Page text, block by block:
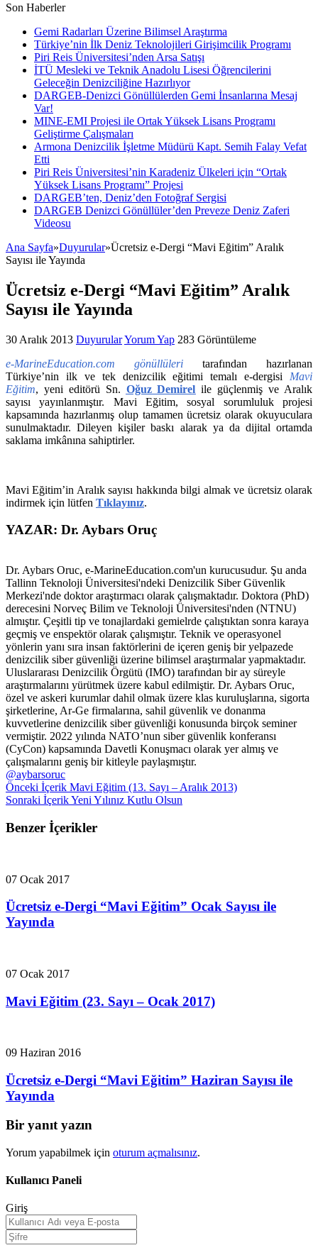
Son Haberler
Gemi Radarları Üzerine Bilimsel Araştırma
Türkiye’nin İlk Deniz Teknolojileri Girişimcilik Programı
Piri Reis Üniversitesi’nden Arsa Satışı
İTÜ Mesleki ve Teknik Anadolu Lisesi Öğrencilerini
Geleceğin Denizciliğine Hazırlıyor
DARGEB-Denizci Gönüllülerden Gemi İnsanlarına Mesaj
Var!
MINE-EMI Projesi ile Ortak Yüksek Lisans Programı
Geliştirme Çalışmaları
Armona Denizcilik İşletme Müdürü Kapt. Semih Falay Vefat
Etti
Piri Reis Üniversitesi’nin Karadeniz Ülkeleri için “Ortak
Yüksek Lisans Programı” Projesi
DARGEB’ten, Deniz’den Fotoğraf Sergisi
DARGEB Denizci Gönüllüler’den Preveze Deniz Zaferi
Videosu
Ana Sayfa»Duyurular»Ücretsiz e-Dergi “Mavi Eğitim” Aralık
Sayısı ile Yayında
Ücretsiz e-Dergi “Mavi Eğitim” Aralık
Sayısı ile Yayında
30 Aralık 2013 DuyurularYorum Yap 283 Görüntüleme
e-MarineEducation.com gönüllüleri
tarafından hazırlanan
Türkiye’nin ilk ve tek denizcilik eğitimi temalı e-dergisi Mavi
Eğitim, yeni editörü Sn. Oğuz Demirel ile güçlenmiş ve Aralık
sayısı yayınlanmıştır. Mavi Eğitim, sosyal sorumluluk projesi
kapsamında hazırlanmış olup tamamen ücretsiz olarak okuyuculara
sunulmaktadır. Dileyen kişiler baskı alarak ya da dijital ortamda
saklama imkânına sahiptirler.
Mavi Eğitim’in Aralık sayısı hakkında bilgi almak ve ücretsiz olarak
indirmek için lütfen Tıklayınız.
YAZAR: Dr. Aybars Oruç
Dr. Aybars Oruc, e-MarineEducation.com'un kurucusudur. Şu anda
Tallinn Teknoloji Üniversitesi'ndeki Denizcilik Siber Güvenlik
Merkezi'nde doktor araştırmacı olarak çalışmaktadır. Doktora (PhD)
derecesini Norveç Bilim ve Teknoloji Üniversitesi'nden (NTNU)
almıştır. Çeşitli tip ve tonajlardaki gemielrde çalıştıktan sonra karaya
geçmiş ve enspektör olarak çalışmıştır. Teknik ve operasyonel
yönlerin yanı sıra insan faktörlerini de içeren geniş bir yelpazede
denizcilik siber güvenliği üzerine bilimsel araştırmalar yapmaktadır.
Uluslararası Denizcilik Örgütü (IMO) tarafından bir ay süreyle
araştırmalarını yürütmek üzere kabul edilmiştir. Dr. Aybars Oruc,
özel ve askeri kurumlar dahil olmak üzere klas kuruluşlarına, sigorta
şirketlerine, Ar-Ge firmalarına, sahil güvenlik ve donanma
kuvvetlerine denizcilik siber güvenliği konusunda birçok seminer
vermiştir. 2022 yılında NATO’nun siber güvenlik konferansı
(CyCon) kapsamında Davetli Konuşmacı olarak yer almış ve
çalışmalarını geniş bir kitleyle paylaşmıştır.
@aybarsoruc
Önceki İçerik Mavi Eğitim (13. Sayı – Aralık 2013)
Sonraki İçerikYeni Yılınız Kutlu Olsun
Benzer İçerikler
07 Ocak 2017
Ücretsiz e-Dergi “Mavi Eğitim” Ocak Sayısı ile
Yayında
07 Ocak 2017
Mavi Eğitim (23. Sayı – Ocak 2017)
09 Haziran 2016
Ücretsiz e-Dergi “Mavi Eğitim” Haziran Sayısı ile
Yayında
Bir yanıt yazın
Yorum yapabilmek için oturum açmalısınız.
Kullanıcı Paneli
Giriş